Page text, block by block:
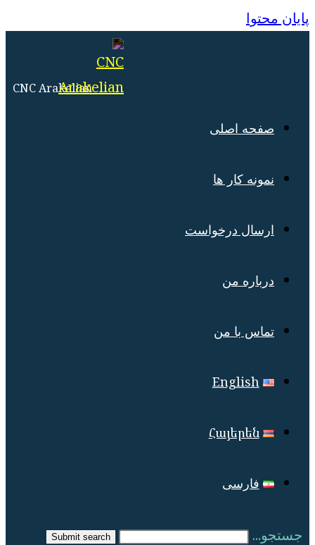
پایان محتوا
CNC Arakelian
صفحه اصلی
نمونه کار ها
ارسال درخواست
درباره من
تماس با من
English
Հայերեն
فارسی
جستجو... Submit search